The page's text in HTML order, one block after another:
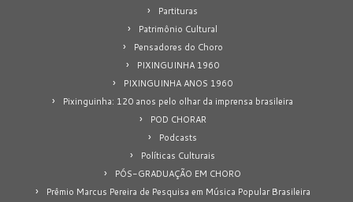
Partituras
Patrimônio Cultural
Pensadores do Choro
PIXINGUINHA 1960
PIXINGUINHA ANOS 1960
Pixinguinha: 120 anos pelo olhar da imprensa brasileira
POD CHORAR
Podcasts
Políticas Culturais
PÓS-GRADUAÇÃO EM CHORO
Prêmio Marcus Pereira de Pesquisa em Música Popular Brasileira